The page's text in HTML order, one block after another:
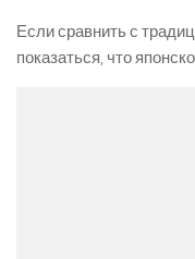
Если сравнить с
показаться, что